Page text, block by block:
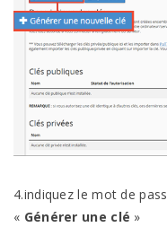
4.indiquez le mot de
« Générer une clé »